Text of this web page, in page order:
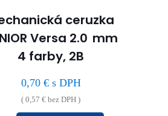
ceruzka
Versa 2.0 mm
4 farby, 2B
0,70 €s DPH
(0,57€ bez DPH )